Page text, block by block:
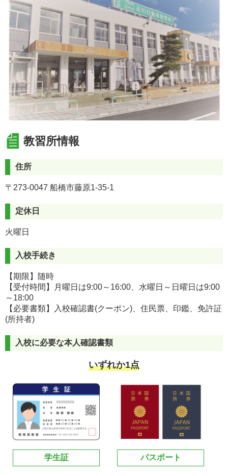
教習所情報
住所
〒273-0047 船橋市藤原1-35-1
定休日
火曜日
入校手続き
【期限】随時
【受付時間】月曜日は9:00～16:00、水曜日～日曜日は9:00
～18:00
【必要書類】入校確認書(クーポン)、住民票、印鑑、免許証
(所持者)
入校に必要な本人確認書類
いずれか1点
学生証 パスポート